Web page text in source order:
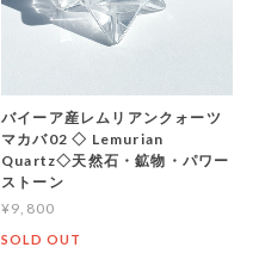
バイーア産レムリアンクォーツ
マカバ02 ◇ Lemurian
Quartz◇天然石・鉱物・パワー
ストーン
¥9,800
SOLD OUT